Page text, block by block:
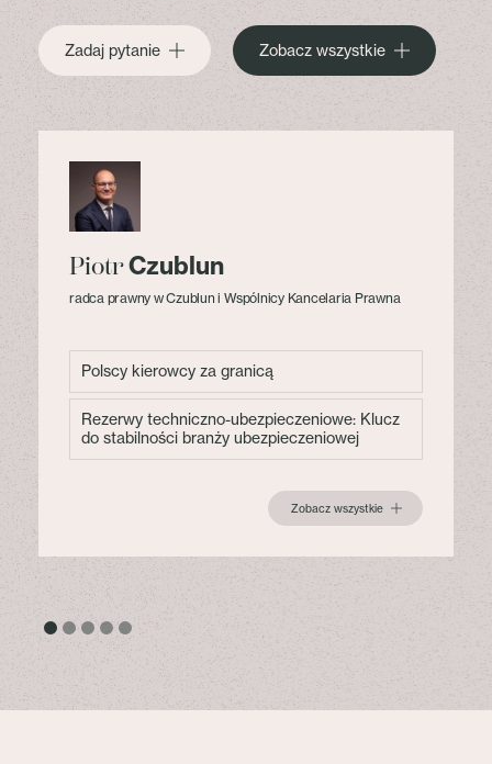
Zadaj pytanie Zobacz wszystkie
PiotrCzublun
radca prawny w Czublun i Wspólnicy Kancelaria Prawna
Polscy kierowcy za granicą
Rezerwy techniczno-ubezpieczeniowe: Klucz
do stabilności branży ubezpieczeniowej
Zobacz wszystkie